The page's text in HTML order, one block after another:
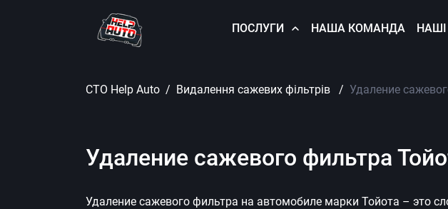
ПОСЛУГИ НАША КОМАНДА
СТО Help Auto Видалення сажевих фільтрів Удаление
Удаление сажевого фильтра
Удаление сажевого фильтра на автомобиле марки Тойота – это